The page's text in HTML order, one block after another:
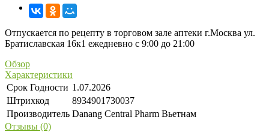
Отпускается по рецепту в торговом зале аптеки г.Москва ул.
Братиславская 16к1 ежедневно с 9:00 до 21:00
Обзор
Характеристики
Срок Годности 1.07.2026
Штрихкод
8934901730037
Производитель Danang Central Pharm Вьетнам
Отзывы (0)